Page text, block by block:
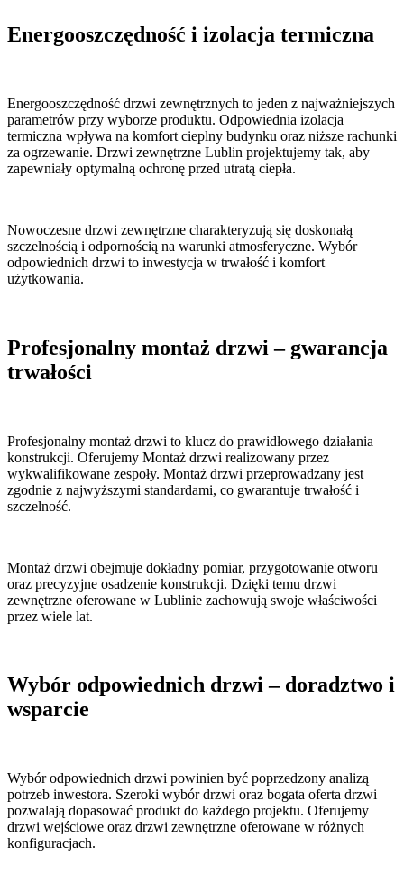
Energooszczędność i izolacja termiczna
Energooszczędność drzwi zewnętrznych to jeden z najważniejszych
parametrów przy wyborze produktu. Odpowiednia izolacja
termiczna wpływa na komfort cieplny budynku oraz niższe rachunki
za ogrzewanie. Drzwi zewnętrzne Lublin projektujemy tak, aby
zapewniały optymalną ochronę przed utratą ciepła.
Nowoczesne drzwi zewnętrzne charakteryzują się doskonałą
szczelnością i odpornością na warunki atmosferyczne. Wybór
odpowiednich drzwi to inwestycja w trwałość i komfort
użytkowania.
Profesjonalny montaż drzwi – gwarancja
trwałości
Profesjonalny montaż drzwi to klucz do prawidłowego działania
konstrukcji. Oferujemy Montaż drzwi realizowany przez
wykwalifikowane zespoły. Montaż drzwi przeprowadzany jest
zgodnie z najwyższymi standardami, co gwarantuje trwałość i
szczelność.
Montaż drzwi obejmuje dokładny pomiar, przygotowanie otworu
oraz precyzyjne osadzenie konstrukcji. Dzięki temu drzwi
zewnętrzne oferowane w Lublinie zachowują swoje właściwości
przez wiele lat.
Wybór odpowiednich drzwi – doradztwo i
wsparcie
Wybór odpowiednich drzwi powinien być poprzedzony analizą
potrzeb inwestora. Szeroki wybór drzwi oraz bogata oferta drzwi
pozwalają dopasować produkt do każdego projektu. Oferujemy
drzwi wejściowe oraz drzwi zewnętrzne oferowane w różnych
konfiguracjach.